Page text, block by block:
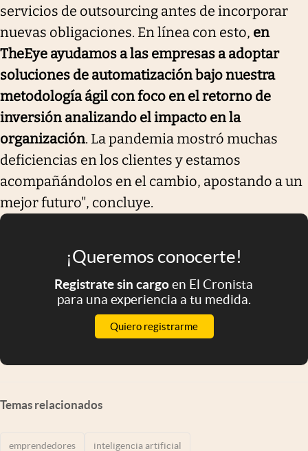
servicios de outsourcing antes de incorporar
nuevas obligaciones. En línea con esto, en
TheEye ayudamos a las empresas a adoptar
soluciones de automatización bajo nuestra
metodología ágil con foco en el retorno de
inversión analizando el impacto en la
organización. La pandemia mostró muchas
deficiencias en los clientes y estamos
acompañándolos en el cambio, apostando a un
mejor futuro", concluye.
¡Queremos conocerte!
Registrate sin cargoen El Cronista
para una experiencia a tu medida.
Quiero registrarme
Temas relacionados
emprendedores inteligencia artificial